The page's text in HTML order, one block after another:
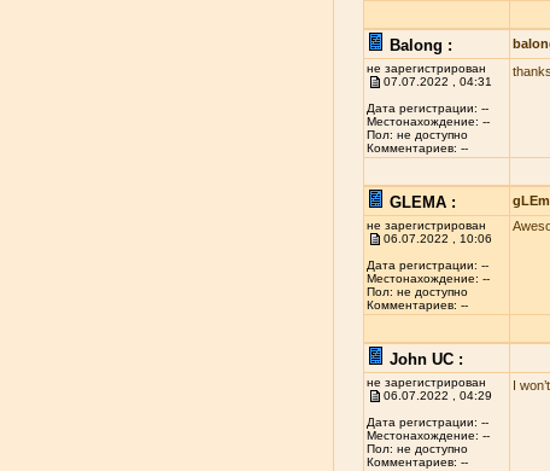
Balong :
не зарегистрирован
07.07.2022 , 04:31
Дата регистрации: --
Местонахождение: --
Пол: не доступно
Комментариев: --
GLEMA :
не зарегистрирован
06.07.2022 , 10:06
Дата регистрации: --
Местонахождение: --
Пол: не доступно
Комментариев: --
John UC :
не зарегистрирован
06.07.2022 , 04:29
Дата регистрации: --
Местонахождение: --
Пол: не доступно
Комментариев: --
I